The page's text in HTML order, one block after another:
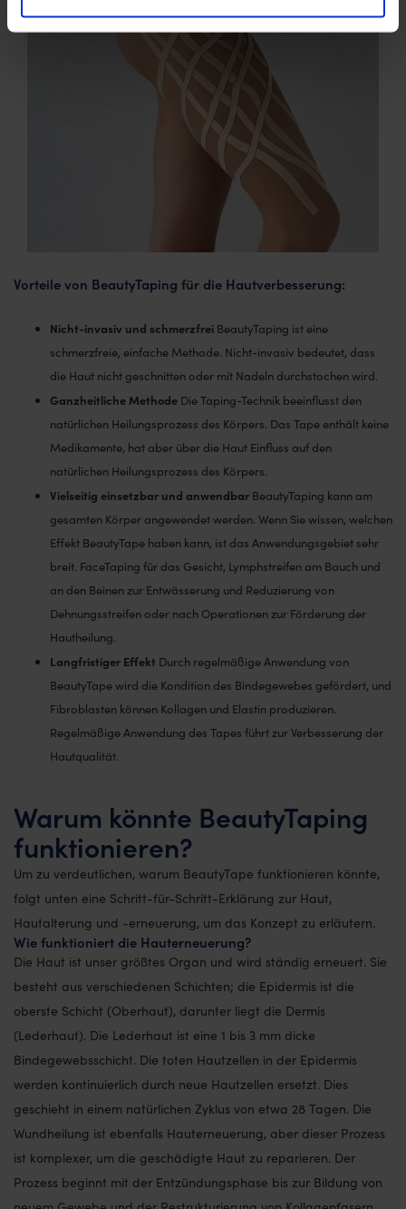
Vorteile von BeautyTaping für die Hautverbesserung:
Nicht-invasiv und schmerzfrei BeautyTaping ist eine
schmerzfreie, einfache Methode. Nicht-invasiv bedeutet, dass
die Haut nicht geschnitten oder mit Nadeln durchstochen wird.
Ganzheitliche Methode Die Taping-Technik beeinflusst den
natürlichen Heilungsprozess des Körpers. Das Tape enthält keine
Medikamente, hat aber über die Haut Einfluss auf den
natürlichen Heilungsprozess des Körpers.
Vielseitig einsetzbar und anwendbar BeautyTaping kann am
gesamten Körper angewendet werden. Wenn Sie wissen, welchen
Effekt BeautyTape haben kann, ist das Anwendungsgebiet sehr
breit. FaceTaping für das Gesicht, Lymphstreifen am Bauch und
an den Beinen zur Entwässerung und Reduzierung von
Dehnungsstreifen oder nach Operationen zur Förderung der
Hautheilung.
Langfristiger Effekt Durch regelmäßige Anwendung von
BeautyTape wird die Kondition des Bindegewebes gefördert, und
Fibroblasten können Kollagen und Elastin produzieren.
Regelmäßige Anwendung des Tapes führt zur Verbesserung der
Hautqualität.
Warum könnte BeautyTaping
funktionieren?
Um zu verdeutlichen, warum BeautyTape funktionieren könnte,
folgt unten eine Schritt-für-Schritt-Erklärung zur Haut,
Hautalterung und -erneuerung, um das Konzept zu erläutern.
Wie funktioniert die Hauterneuerung?
Die Haut ist unser größtes Organ und wird ständig erneuert. Sie
besteht aus verschiedenen Schichten; die Epidermis ist die
oberste Schicht (Oberhaut), darunter liegt die Dermis
(Lederhaut). Die Lederhaut ist eine 1 bis 3 mm dicke
Bindegewebsschicht. Die toten Hautzellen in der Epidermis
werden kontinuierlich durch neue Hautzellen ersetzt. Dies
geschieht in einem natürlichen Zyklus von etwa 28 Tagen. Die
Wundheilung ist ebenfalls Hauterneuerung, aber dieser Prozess
ist komplexer, um die geschädigte Haut zu reparieren. Der
Prozess beginnt mit der Entzündungsphase bis zur Bildung von